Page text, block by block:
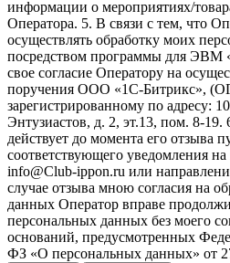
информации о мероприятиях/
Оператора. 5. В связи с тем, что
осуществлять обработку моих
посредством программы для ЭВМ
свое согласие Оператору на
поручения ООО «1С-Битрикс»,
зарегистрированному по адресу:
Энтузиастов, д. 2, эт.13, пом. 8-19.
действует до момента его отзыва
соответствующего уведомления
info@Club-ippon.ru или
случае отзыва мною согласия на
данных Оператор вправе
персональных данных без моего
оснований, предусмотренных
ФЗ «О персональных данных» от